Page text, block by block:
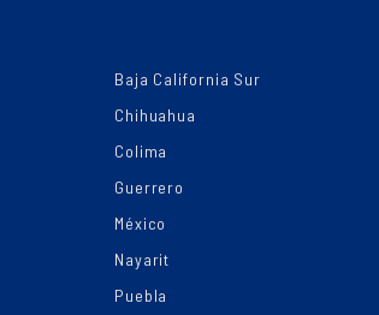
Baja California Sur
Chihuahua
Colima
Guerrero
México
Nayarit
Puebla